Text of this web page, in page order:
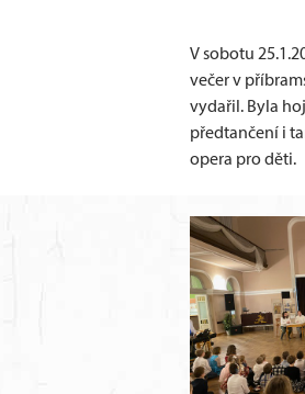
V sobotu
večer v
vydařil. Byla
předtančení i
opera pro děti.